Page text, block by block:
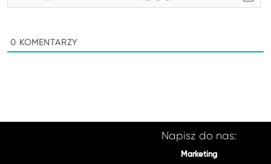
0 KOMENTARZY
Napisz do nas:
Marketing